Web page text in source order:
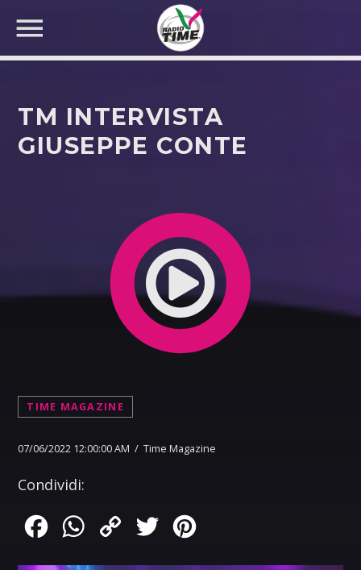
TM INTERVISTA
GIUSEPPE CONTE
TIME MAGAZINE
07/06/2022 12:00:00 AM / Time Magazine
Condividi:
FacebookWhatsApp
Copy
Twitter